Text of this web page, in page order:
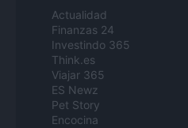
Actualidad
Finanzas 24
Investindo 365
Think.es
Viajar 365
ES Newz
Pet Story
Encocina